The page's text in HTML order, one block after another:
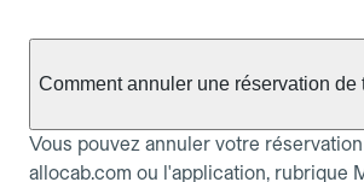
Comment annuler une réservation de
Vous pouvez annuler votre
allocab.com ou l'application, rubrique